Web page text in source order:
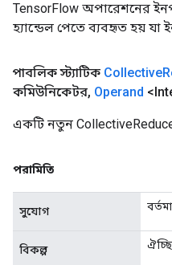
TensorFlow অপারেশনের
হ্যান্ডেল পেতে ব্যবহৃত হয় যা
পাবলিক স্ট্যাটিক Collective
কমিউনিকেটর, Operand
একটি নতুন
পরামিতি
সুযোগ
বিকল্প